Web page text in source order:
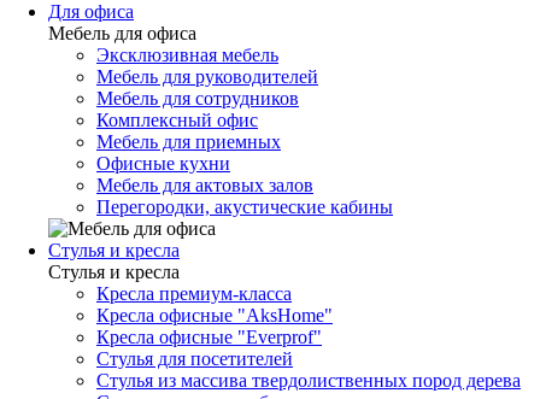
Для офиса
Мебель для офиса
Эксклюзивная мебель
Мебель для руководителей
Мебель для сотрудников
Комплексный офис
Мебель для приемных
Офисные кухни
Мебель для актовых залов
Перегородки, акустические кабины
Стулья и кресла
Стулья и кресла
Кресла премиум-класса
Кресла офисные "AksHome"
Кресла офисные "Everprof"
Стулья для посетителей
Стулья из массива твердолиственных пород дерева